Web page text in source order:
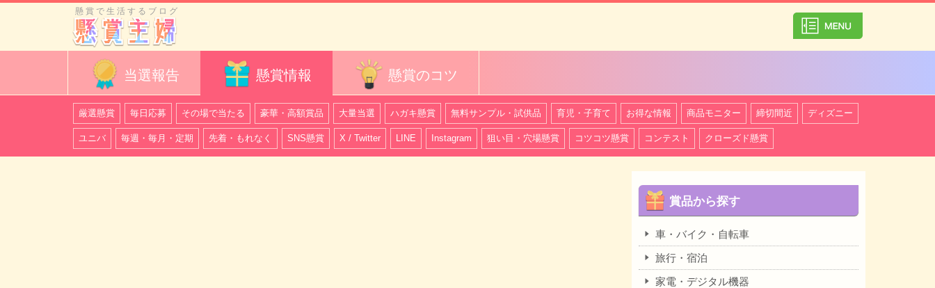
懸賞で生活するブログ
当選報告 懸賞情報 懸賞のコツ
厳選懸賞 毎日応募 その場で当たる 豪華・高額賞品 大量当選 ハガキ懸賞 無料サンプル・試供品 育児・子育て お得な情報 商品モニター 締切間近 ディズニー
ユニバ 毎週・毎月・定期 先着・もれなく SNS懸賞 X / Twitter LINE Instagram 狙い目・穴場懸賞 コツコツ懸賞 コンテスト クローズド懸賞
賞品から探す
車・バイク・自転車
旅行・宿泊
家電・デジタル機器